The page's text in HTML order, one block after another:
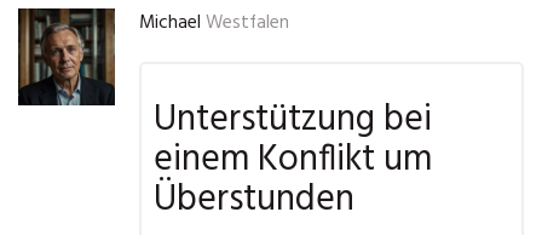
Michael Westfalen
Unterstützung bei
einem Konflikt um
Überstunden